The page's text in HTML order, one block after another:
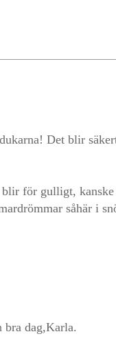
Det blir
för gulligt, kanske
såhär i
bra dag,Karla.